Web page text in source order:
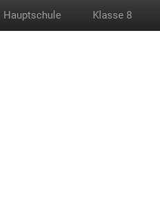
Hauptschule Klasse 8